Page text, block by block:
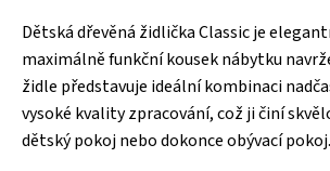
Dětská dřevěná židlička Classic je
maximálně funkční kousek nábytku
židle představuje ideální kombinaci
vysoké kvality zpracování, což ji činí
dětský pokoj nebo dokonce obývací pokoj.